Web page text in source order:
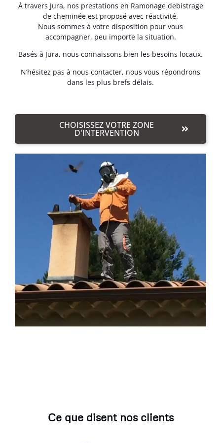
À travers Jura, nos prestations en Ramonage debistrage
de cheminée est proposé avec réactivité.
Nous sommes à votre disposition pour vous
accompagner, peu importe la situation.
Basés à Jura, nous connaissons bien les besoins locaux.
N’hésitez pas à nous contacter, nous vous répondrons
dans les plus brefs délais.
CHOISISSEZ VOTRE ZONE
D'INTERVENTION
Ce que disent nos clients